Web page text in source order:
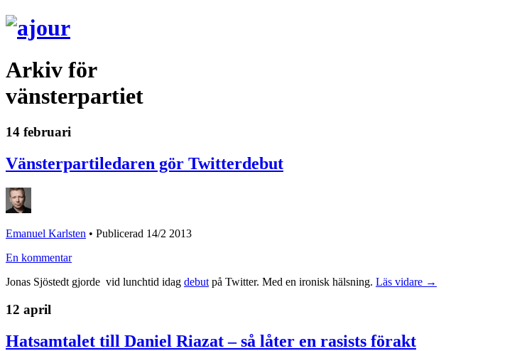
Arkiv för
vänsterpartiet
14 februari
Vänsterpartiledaren gör Twitterdebut
Emanuel Karlsten • Publicerad 14/2 2013
En kommentar
Jonas Sjöstedt gjorde vid lunchtid idag debut på Twitter. Med en ironisk hälsning. Läs vidare →
12 april
Hatsamtalet till Daniel Riazat – så låter en rasists förakt